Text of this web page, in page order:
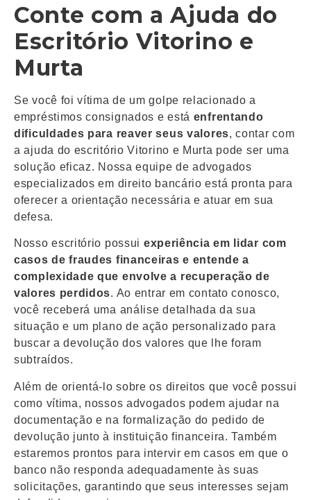
Conte com a Ajuda do
Escritório Vitorino e
Murta
Se você foi vítima de um golpe relacionado a
empréstimos consignados e está enfrentando
dificuldades para reaver seus valores, contar com
a ajuda do escritório Vitorino e Murta pode ser uma
solução eficaz. Nossa equipe de advogados
especializados em direito bancário está pronta para
oferecer a orientação necessária e atuar em sua
defesa.
Nosso escritório possui experiência em lidar com
casos de fraudes financeiras e entende a
complexidade que envolve a recuperação de
valores perdidos. Ao entrar em contato conosco,
você receberá uma análise detalhada da sua
situação e um plano de ação personalizado para
buscar a devolução dos valores que lhe foram
subtraídos.
Além de orientá-lo sobre os direitos que você possui
como vítima, nossos advogados podem ajudar na
documentação e na formalização do pedido de
devolução junto à instituição financeira. Também
estaremos prontos para intervir em casos em que o
banco não responda adequadamente às suas
solicitações, garantindo que seus interesses sejam